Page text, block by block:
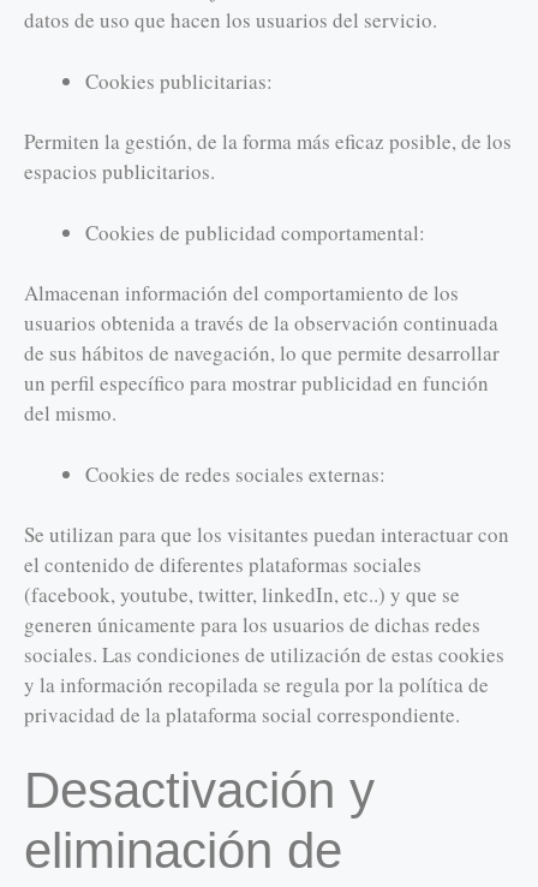
datos de uso que hacen los usuarios del servicio.
Cookies publicitarias:
Permiten la gestión, de la forma más eficaz posible, de los
espacios publicitarios.
Cookies de publicidad comportamental:
Almacenan información del comportamiento de los
usuarios obtenida a través de la observación continuada
de sus hábitos de navegación, lo que permite desarrollar
un perfil específico para mostrar publicidad en función
del mismo.
Cookies de redes sociales externas:
Se utilizan para que los visitantes puedan interactuar con
el contenido de diferentes plataformas sociales
(facebook, youtube, twitter, linkedIn, etc..) y que se
generen únicamente para los usuarios de dichas redes
sociales. Las condiciones de utilización de estas cookies
y la información recopilada se regula por la política de
privacidad de la plataforma social correspondiente.
Desactivación y
eliminación de